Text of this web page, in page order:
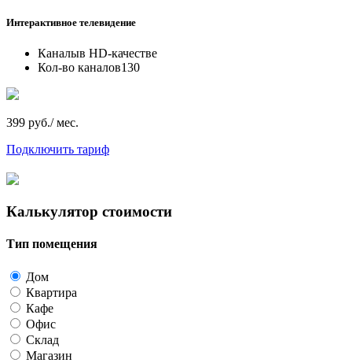
Интерактивное телевидение
Каналыв HD-качестве
Кол-во каналов130
399 руб./ мес.
Подключить тариф
Калькулятор стоимости
Тип помещения
Дом
Квартира
Кафе
Офис
Склад
Магазин